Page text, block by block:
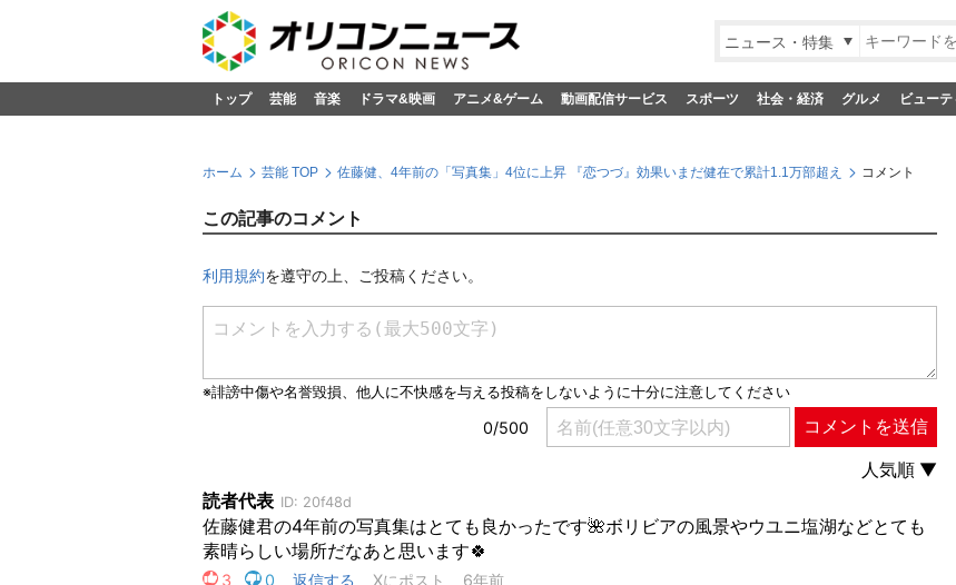
ニュース・特集
トップ 芸能 音楽 ドラマ&映画 アニメ&ゲーム 動画配信サービス スポーツ 社会・経済 グルメ ビューテ
ホーム 芸能 TOP 佐藤健、4年前の「写真集」4位に上昇 『恋つづ』効果いまだ健在で累計1.1万部超え コメント
この記事のコメント
利用規約を遵守の上、ご投稿ください。